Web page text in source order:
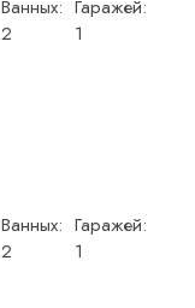
Ванных:
2
Гаражей:
1
Ванных:
2
Гаражей:
1